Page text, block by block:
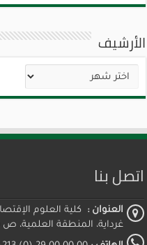
الأرشيف
الأرشيف
اتصل بنا
العنوان : كلية العلوم
غرداية، المنطقة العلمية، ص ب 455، غرداية، 47000،